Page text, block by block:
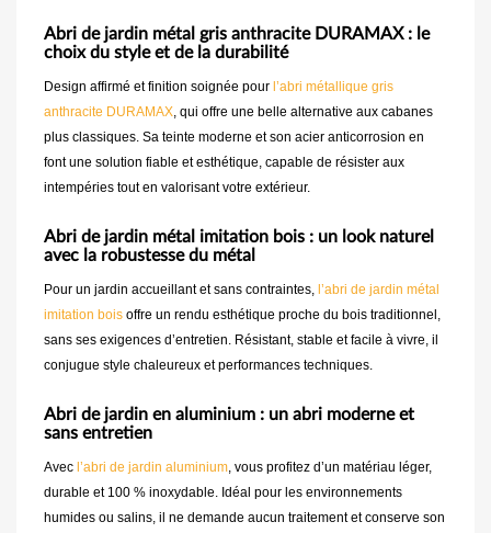
Abri de jardin métal gris anthracite DURAMAX : le
choix du style et de la durabilité
Design affirmé et finition soignée pour l’abri métallique gris
anthracite DURAMAX, qui offre une belle alternative aux cabanes
plus classiques. Sa teinte moderne et son acier anticorrosion en
font une solution fiable et esthétique, capable de résister aux
intempéries tout en valorisant votre extérieur.
Abri de jardin métal imitation bois : un look naturel
avec la robustesse du métal
Pour un jardin accueillant et sans contraintes, l’abri de jardin métal
imitation bois offre un rendu esthétique proche du bois traditionnel,
sans ses exigences d’entretien. Résistant, stable et facile à vivre, il
conjugue style chaleureux et performances techniques.
Abri de jardin en aluminium : un abri moderne et
sans entretien
Avec l’abri de jardin aluminium, vous profitez d’un matériau léger,
durable et 100 % inoxydable. Idéal pour les environnements
humides ou salins, il ne demande aucun traitement et conserve son